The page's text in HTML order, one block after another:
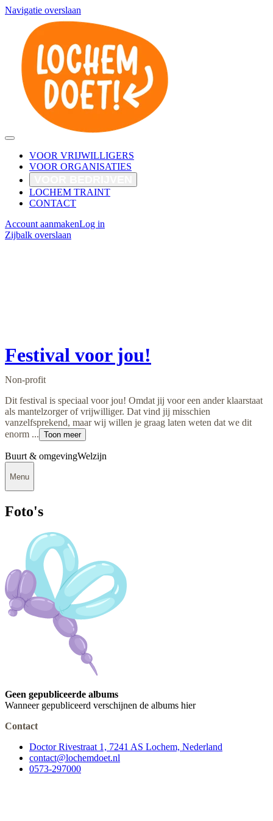
Navigatie overslaan
VOOR VRIJWILLIGERS
VOOR ORGANISATIES
LOCHEM TRAINT
CONTACT
Account aanmakenLog in
Zijbalk overslaan
Festival voor jou!
Non-profit
Dit festival is speciaal voor jou! Omdat jij voor een ander klaarstaat
als mantelzorger of vrijwilliger. Dat vind jij misschien
vanzelfsprekend, maar wij willen je graag laten weten dat we dit
enorm ... Toon meer
Buurt & omgevingWelzijn
Menu
Foto's
Geen gepubliceerde albums
Wanneer gepubliceerd verschijnen de albums hier
Contact
Doctor Rivestraat 1, 7241 AS Lochem, Nederland
contact@lochemdoet.nl
0573-297000